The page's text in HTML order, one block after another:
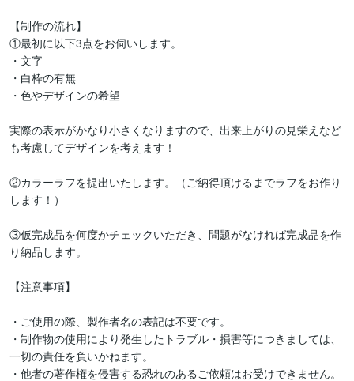
【制作の流れ】
①最初に以下3点をお伺いします。
・文字
・白枠の有無
・色やデザインの希望
実際の表示がかなり小さくなりますので、出来上がりの見栄えなど
も考慮してデザインを考えます！
②カラーラフを提出いたします。（ご納得頂けるまでラフをお作り
します！）
③仮完成品を何度かチェックいただき、問題がなければ完成品を作
り納品します。
【注意事項】
・ご使用の際、製作者名の表記は不要です。
・制作物の使用により発生したトラブル・損害等につきましては、
一切の責任を負いかねます。
・他者の著作権を侵害する恐れのあるご依頼はお受けできません。